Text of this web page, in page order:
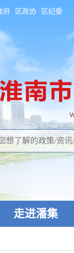
府 区政协 区纪委
走进潘集